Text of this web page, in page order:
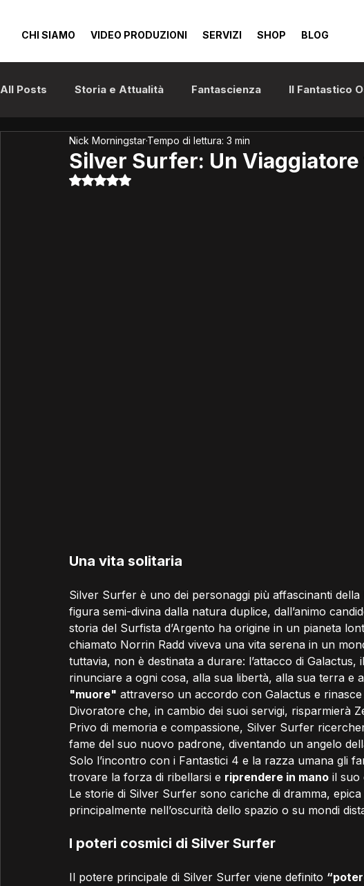
CHI SIAMO VIDEO PRODUZIONI SERVIZI SHOP BLOG
All Posts Storia e Attualità Fantascienza Il Fantastico
Anime e Manga Cinema
Silver Surfer: Un
Nick MorningstarTempo di lettura: 3 min
Valutazione NaN stelle su 5.
Una vita solitaria
Silver Surfer è uno dei personaggi più affascinanti
figura semi-divina dalla natura duplice, dall’animo
storia del Surfista d’Argento ha origine in un pianeta
chiamato Norrin Radd viveva una vita serena in un
tuttavia, non è destinata a durare: l’attacco di
rinunciare a ogni cosa, alla sua libertà, alla sua terra e
"muore" attraverso un accordo con Galactus e
Divoratore che, in cambio dei suoi servigi, risparmierà
Privo di memoria e compassione, Silver Surfer
fame del suo nuovo padrone, diventando un angelo
Solo l’incontro con i Fantastici 4 e la razza umana gli
trovare la forza di ribellarsi e riprendere in mano il suo
Le storie di Silver Surfer sono cariche di dramma,
principalmente nell’oscurità dello spazio o su mondi
I poteri cosmici di Silver Surfer
Il potere principale di Silver Surfer viene definito